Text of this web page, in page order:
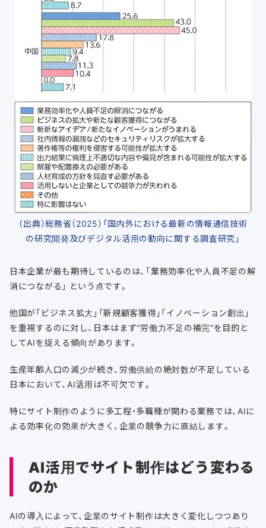
（出典）総務省（2025）「国内外における最新の情報通信技術
の研究開発及びデジタル活用の動向に関する調査研究」
日本企業が最も期待しているのは、「業務効率化や人員不足の解
消につながる」 という点です。
他国が「ビジネス拡大」「新規顧客獲得」「イノベーション創出」
を重視するのに対し、日本はまず“労働力不足の補完”を目的と
してAIを捉える傾向があります。
生産年齢人口の減少が続き、労働供給の絶対数が不足している
日本において、AI活用は不可欠です。
特にサイト制作のように多工程・多職種が関わる業務では、AIに
よる効率化の効果が大きく、企業の競争力に直結します。
AI活用でサイト制作はどう変わる
のか
AIの導入によって、企業のサイト制作は大きく変化しつつあり